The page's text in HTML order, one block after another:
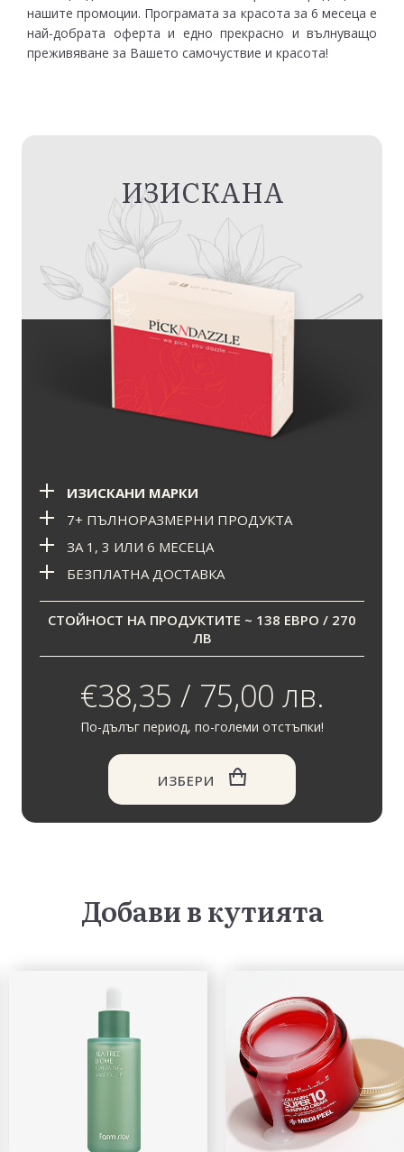
ИЗИСКАНА
ИЗИСКАНИ МАРКИ
7+ ПЪЛНОРАЗМЕРНИ ПРОДУКТА
ЗА 1, 3 ИЛИ 6 МЕСЕЦА
БЕЗПЛАТНА ДОСТАВКА
СТОЙНОСТ НА ПРОДУКТИТЕ ~ 138 ЕВРО / 270
ЛВ
€38,35 / 75,00 лв.
По-дълъг период, по-големи отстъпки!
ИЗБЕРИ
нашите промоции. Програмата за красота за 6 месеца е
най-добрата оферта и едно прекрасно и вълнуващо
преживяване за Вашето самочуствие и красота!
Добави в кутията